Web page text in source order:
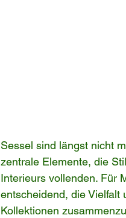
Sessel sind längst nicht
zentrale Elemente, die
Interieurs vollenden. Für
entscheidend, die Vielfalt
Kollektionen